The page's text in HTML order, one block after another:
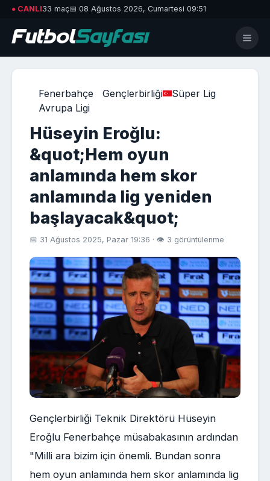
● CANLI33 maç📅 08 Ağustos 2026, Cumartesi 09:51
Fenerbahçe Gençlerbirliği
Süper Lig
Avrupa Ligi
Hüseyin Eroğlu:
&quot;Hem oyun
anlamında hem skor
anlamında lig yeniden
başlayacak&quot;
📅 31 Ağustos 2025, Pazar 19:36 · 👁 3 görüntülenme
Gençlerbirliği Teknik Direktörü Hüseyin
Eroğlu Fenerbahçe müsabakasının ardından
"Milli ara bizim için önemli. Bundan sonra
hem oyun anlamında hem skor anlamında lig